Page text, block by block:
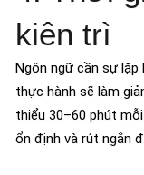
kiên trì
Ngôn ngữ cần sự lặp
thực hành sẽ làm
thiểu 30–60 phút
ổn định và rút ngắn